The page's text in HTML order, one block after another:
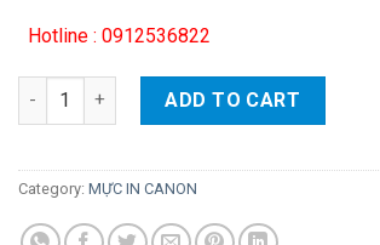
Hotline : 0912536822
Hộp mực in Canon 052 – Cho máy LBP
ADD TO CART
Category: MỰC IN CANON